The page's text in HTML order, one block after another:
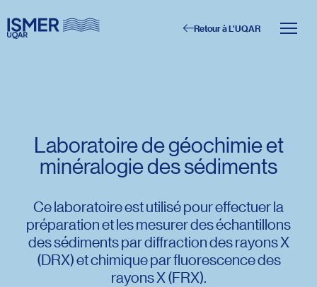
Interlignage du texte
Espacement du texte
Réinitialiser les paramètres
Retour à L'UQAR
Laboratoire de géochimie et
minéralogie des sédiments
Ce laboratoire est utilisé pour effectuer la
préparation et les mesurer des échantillons
des sédiments par diffraction des rayons X
(DRX) et chimique par fluorescence des
rayons X (FRX).